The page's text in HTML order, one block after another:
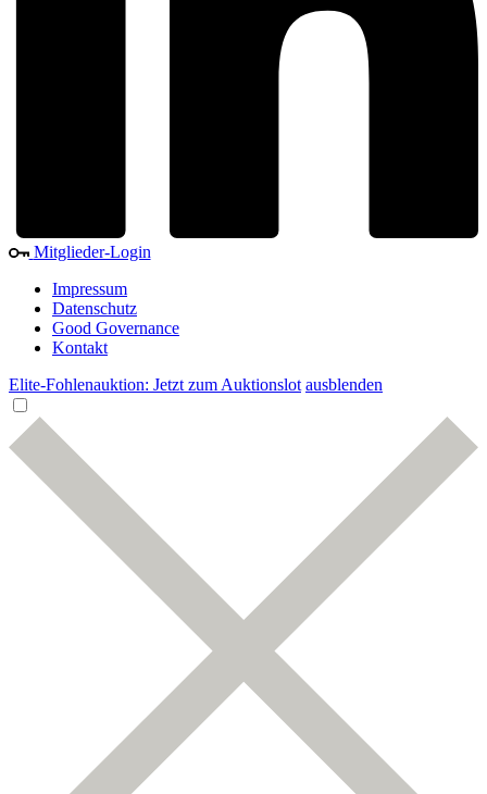
Mitglieder-Login
Impressum
Datenschutz
Good Governance
Kontakt
Elite-Fohlenauktion: Jetzt zum Auktionslot ausblenden